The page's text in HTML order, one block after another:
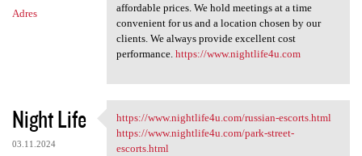
Adres
affordable prices. We hold meetings at a time
convenient for us and a location chosen by our
clients. We always provide excellent cost
performance. https://www.nightlife4u.com
Night Life
03.11.2024
https://www.nightlife4u.com
https://www.nightlife4u.com/russian-escorts.html
https://www.nightlife4u.com/park-street-
escorts.html